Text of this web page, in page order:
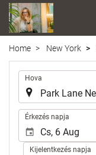
Home New York
Hova
Érkezés napja
Kijelentkezés napja